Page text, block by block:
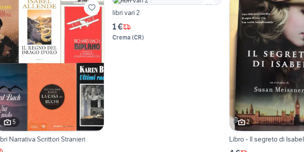
5
Narrativa Scrittori Stranieri
libri vari 2
1 €
Crema (CR)
2
Libro - Il segreto di Isabel